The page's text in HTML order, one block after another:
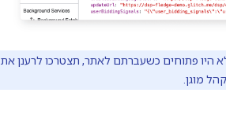
היו פתוחים כשעברתם לאתר, תצטרכו לרענן את
מוגן.